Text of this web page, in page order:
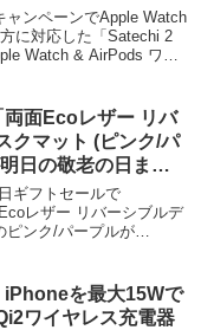
& AirPods ワイヤ
ク」が3月14日まで
ル中。
ャンペーンでApple Watch
に対応した「Satechi 2
Watch & AirPods ワイ
面Ecoレザー リバ
クマット (ピンク/パ
日の敬老の日まで
ル中。
ギフトセールで
レザー リバーシブルデ
ピンク/パープルが
を最大15Wで
ワイヤレス充電器